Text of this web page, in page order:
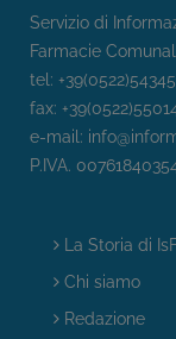
Servizio di
Farmacie
tel:
fax:
e-mail:
P.IVA.
La Storia di
Chi siamo
Redazione